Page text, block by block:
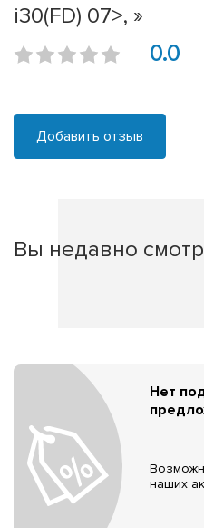
i30(FD) 07>, »
0.0
Добавить отзыв
Вы недавно
Нет
наших